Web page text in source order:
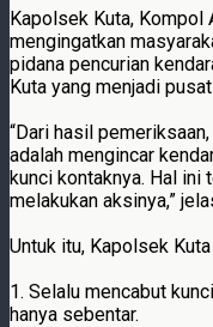
Kapolsek Kuta, Kompol
mengingatkan
pidana pencurian
Kuta yang menjadi
“Dari hasil
adalah mengincar
kunci kontaknya. Hal ini
melakukan aksinya,”
Untuk itu, Kapolsek
1. Selalu mencabut
hanya sebentar.